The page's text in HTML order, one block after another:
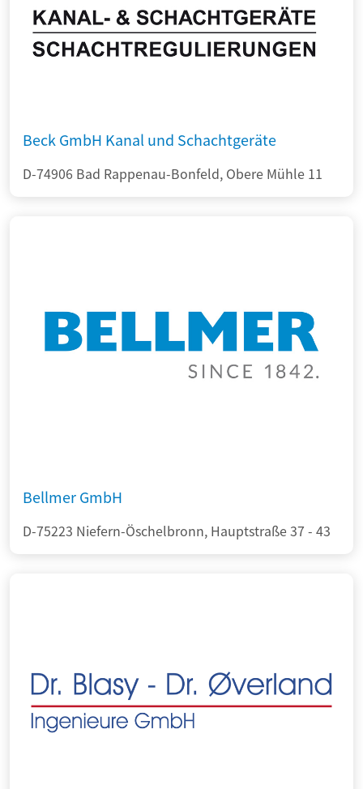
Beck GmbH Kanal und Schachtgeräte
D-74906 Bad Rappenau-Bonfeld, Obere Mühle 11
Bellmer GmbH
D-75223 Niefern-Öschelbronn, Hauptstraße 37 - 43